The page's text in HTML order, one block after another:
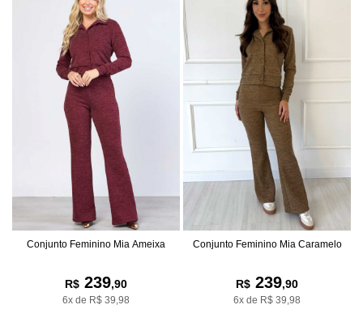
Conjunto Feminino Mia Ameixa
R$ 239,90
6x de R$ 39,98
Conjunto Feminino Mia Caramelo
R$ 239,90
6x de R$ 39,98